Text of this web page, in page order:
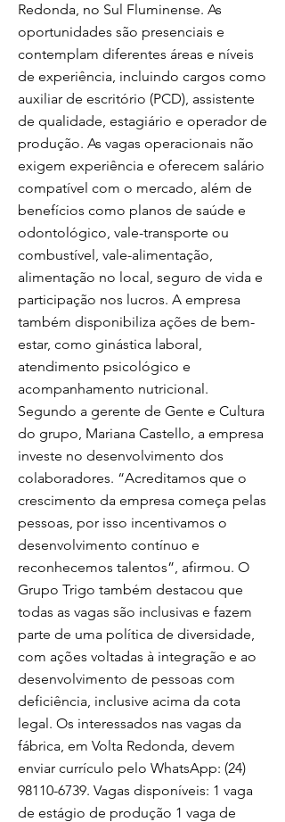
Redonda, no Sul Fluminense. As
oportunidades são presenciais e
contemplam diferentes áreas e níveis
de experiência, incluindo cargos como
auxiliar de escritório (PCD), assistente
de qualidade, estagiário e operador de
produção. As vagas operacionais não
exigem experiência e oferecem salário
compatível com o mercado, além de
benefícios como planos de saúde e
odontológico, vale-transporte ou
combustível, vale-alimentação,
alimentação no local, seguro de vida e
participação nos lucros. A empresa
também disponibiliza ações de bem-
estar, como ginástica laboral,
atendimento psicológico e
acompanhamento nutricional.
Segundo a gerente de Gente e Cultura
do grupo, Mariana Castello, a empresa
investe no desenvolvimento dos
colaboradores. “Acreditamos que o
crescimento da empresa começa pelas
pessoas, por isso incentivamos o
desenvolvimento contínuo e
reconhecemos talentos”, afirmou. O
Grupo Trigo também destacou que
todas as vagas são inclusivas e fazem
parte de uma política de diversidade,
com ações voltadas à integração e ao
desenvolvimento de pessoas com
deficiência, inclusive acima da cota
legal. Os interessados nas vagas da
fábrica, em Volta Redonda, devem
enviar currículo pelo WhatsApp: (24)
98110-6739. Vagas disponíveis: 1 vaga
de estágio de produção 1 vaga de